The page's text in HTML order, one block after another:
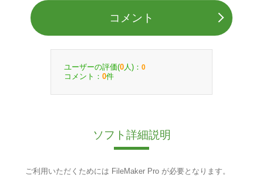
コメント
ユーザーの評価(0 人)： 0
コメント： 0件
ソフト詳細説明
ご利用いただくためには FileMaker Pro が必要となります。